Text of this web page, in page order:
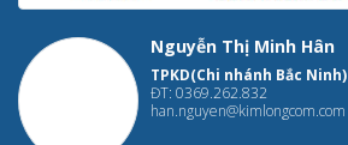
Nguyễn Thị Minh Hân
TPKD(Chi nhánh Bắc Ninh)
ĐT: 0369.262.832
han.nguyen@kimlongcom.com